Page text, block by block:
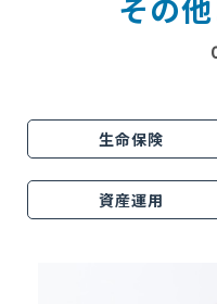
その
生命保険
資産運用